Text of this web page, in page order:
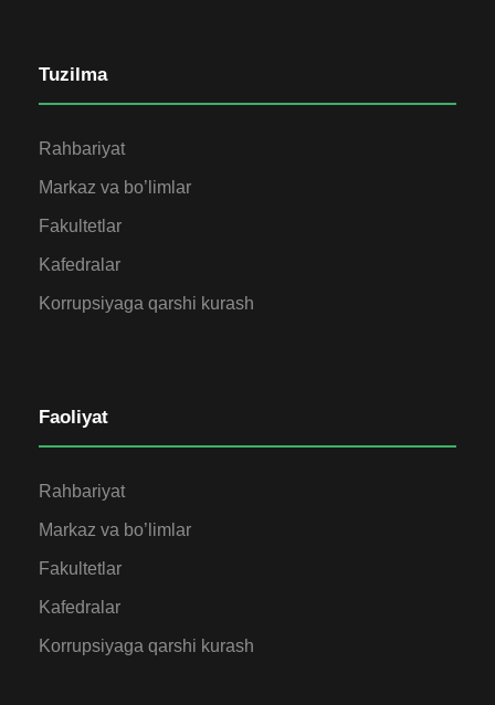
Tuzilma
Rahbariyat
Markaz va bo’limlar
Fakultetlar
Kafedralar
Korrupsiyaga qarshi kurash
Faoliyat
Rahbariyat
Markaz va bo’limlar
Fakultetlar
Kafedralar
Korrupsiyaga qarshi kurash